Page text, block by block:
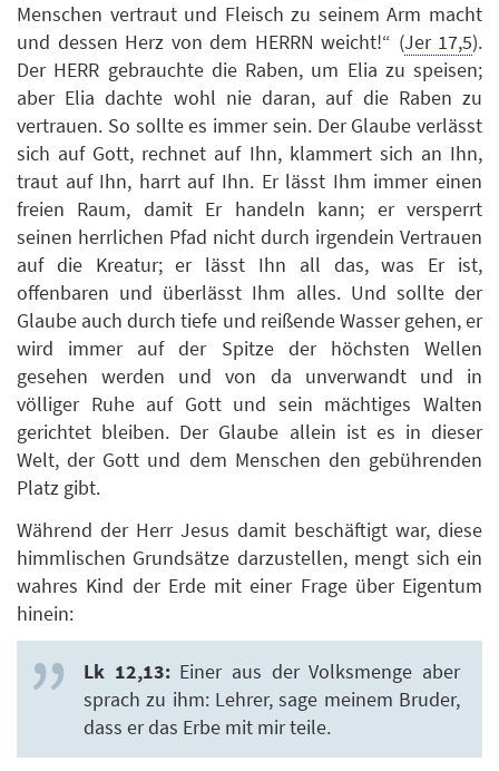
Menschen vertraut und Fleisch zu seinem Arm macht
und dessen Herz von dem HERRN weicht!“ (Jer 17,5).
Der HERR gebrauchte die Raben, um Elia zu speisen;
aber Elia dachte wohl nie daran, auf die Raben zu
vertrauen. So sollte es immer sein. Der Glaube verlässt
sich auf Gott, rechnet auf Ihn, klammert sich an Ihn,
traut auf Ihn, harrt auf Ihn. Er lässt Ihm immer einen
freien Raum, damit Er handeln kann; er versperrt
seinen herrlichen Pfad nicht durch irgendein Vertrauen
auf die Kreatur; er lässt Ihn all das, was Er ist,
offenbaren und überlässt Ihm alles. Und sollte der
Glaube auch durch tiefe und reißende Wasser gehen, er
wird immer auf der Spitze der höchsten Wellen
gesehen werden und von da unverwandt und in
völliger Ruhe auf Gott und sein mächtiges Walten
gerichtet bleiben. Der Glaube allein ist es in dieser
Welt, der Gott und dem Menschen den gebührenden
Platz gibt.
Während der Herr Jesus damit beschäftigt war, diese
himmlischen Grundsätze darzustellen, mengt sich ein
wahres Kind der Erde mit einer Frage über Eigentum
hinein:
Lk 12,13:Einer aus der Volksmenge aber
sprach zu ihm: Lehrer, sage meinem Bruder,
dass er das Erbe mit mir teile.